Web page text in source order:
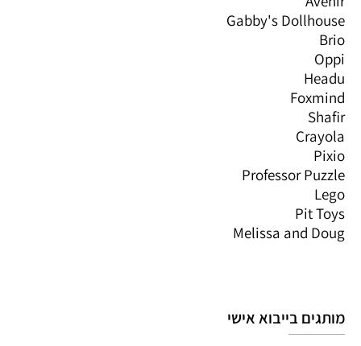
Gabby's Dollhouse
Brio
Oppi
Headu
Foxmind
Shafir
Crayola
Pixio
Professor Puzzle
Lego
Pit Toys
Melissa and Doug
מותגים בייבוא אישי